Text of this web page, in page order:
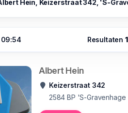
Hein, Keizerstraat 342, 'S-
09:54 Resultaten
Albert Hein
Keizerstraat 342
2584 BP 'S-Gravenhage